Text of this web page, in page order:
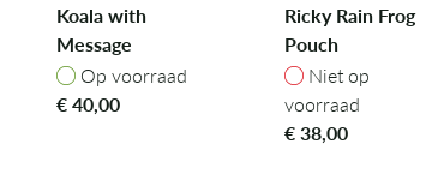
Koala with
Message
Op voorraad
Op voorraad
€40,00
Ricky Rain Frog
Pouch
Niet op voorraad
Niet op
voorraad
€38,00